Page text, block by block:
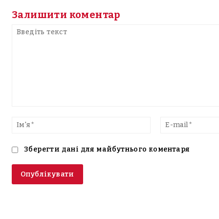
Залишити коментар
текст
Ім'я*
Зберегти дані для майбутнього коментаря